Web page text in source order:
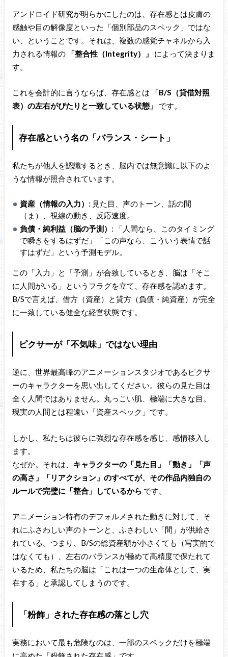
アンドロイド研究が明らかにしたのは、存在感とは皮膚の
感触や目の解像度といった「個別部品のスペック」ではな
い、ということです。それは、複数の感覚チャネルから入
力される情報の
「整合性（Integrity）」
によって決まりま
す。
これを会計的に言うならば、存在感とは
「B/S（貸借対照
表）の左右がぴたりと一致している状態」
です。
存在感という名の「バランス・シート」
私たちが他人を認識するとき、脳内では無意識に以下のよ
うな情報が照合されています。
資産（情報の入力） : 見た目、声のトーン、話の間
（ま）、視線の動き、反応速度。
負債・純利益（脳の予測） : 「人間なら、このタイミング
で瞬きをするはずだ」「この声なら、こういう表情で話
すはずだ」という予測モデル。
この「入力」と「予測」が合致しているとき、脳は「そこ
に人間がいる」というフラグを立て、存在感を認めます。
B/Sで言えば、借方（資産）と貸方（負債・純資産）が完全
に一致している健全な経営状態です。
ピクサーが「不気味」ではない理由
逆に、世界最高峰のアニメーションスタジオであるピクサ
ーのキャラクターを思い出してください。彼らの見た目は
全く人間ではありません。丸っこい肌、極端に大きな目。
現実の人間とは程遠い「資産スペック」です。
しかし、私たちは彼らに強烈な存在感を感じ、感情移入し
ます。
なぜか。それは、 キャラクターの「見た目」「動き」「声
の高さ」「リアクション」のすべてが、その作品内独自の
ルールで完璧に「整合」しているから です。
アニメーション特有のデフォルメされた動きに対して、そ
れにふさわしい声のトーンと、ふさわしい「間」が供給さ
れている。つまり、B/Sの総資産額が小さくても（写実的で
はなくても）、左右のバランスが極めて高精度で保たれて
いるため、私たちの脳は「これは一つの生命体として、実
在する」と承認してしまうのです。
「粉飾」された存在感の落とし穴
実務において最も危険なのは、一部のスペックだけを極端